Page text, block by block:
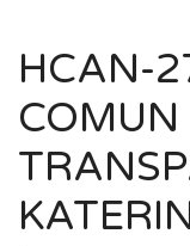
HCAN-
COMUN